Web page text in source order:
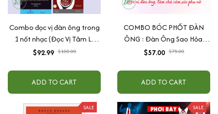
Combo đọc vị đàn ông trong
1 nốt nhạc (Đọc Vị Tâm Lý
Đàn Ông + Chuyện Tình Yêu
Đàn Ông Sao Hỏa - Đàn Bà
Sao Kim (Tìm Lại Tình Yêu)
(Tái Bản 2019) + Tại Sao Đàn
Ông Thích Tình Dục Và Phụ
$92.99 $100.00
ADD TO CART
COMBO BÓC PHỐT ĐÀN
ÔNG : Đàn Ông Sao Hỏa,
Đàn Bà Sao Kim + Đừng Bao
Đàn Ông Bóc Phốt Đàn Ông
$57.00 $75.00
ADD TO CART
SALE SALE